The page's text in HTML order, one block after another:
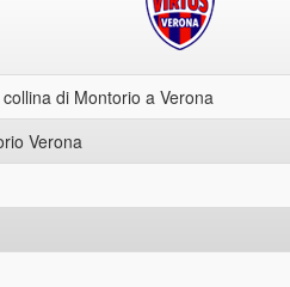
di Montorio a Verona
Verona